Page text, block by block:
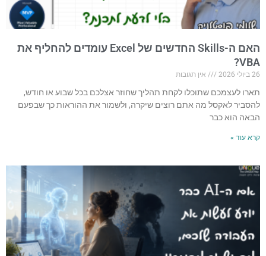
האם ה-Skills החדשים של Excel עומדים להחליף את
VBA?
26 ביולי 2026
אין תגובות
תארו לעצמכם שתוכלו לקחת תהליך שחוזר אצלכם בכל שבוע או חודש,
להסביר לאקסל מה אתם רוצים שיקרה, ולשמור את ההוראות כך שבפעם
הבאה הוא כבר
קרא עוד »